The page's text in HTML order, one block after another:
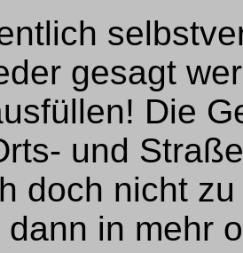
gesagt
Die
und
doch nicht
in mehr